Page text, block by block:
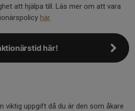
att hjälpa till. Läs mer om att vara
här
här!
viktig uppgift då du är den som åkare